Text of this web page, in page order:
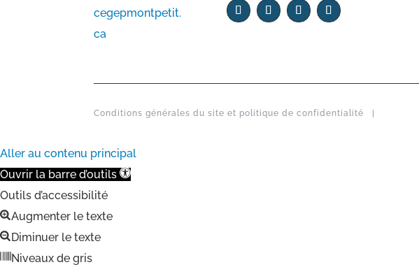
cegepmontpetit.
ca
Conditions générales du site et politique de confidentialité
Aller au contenu principal
Ouvrir la barre d’outils
Outils d’accessibilité
Augmenter le texte
Diminuer le texte
Niveaux de gris